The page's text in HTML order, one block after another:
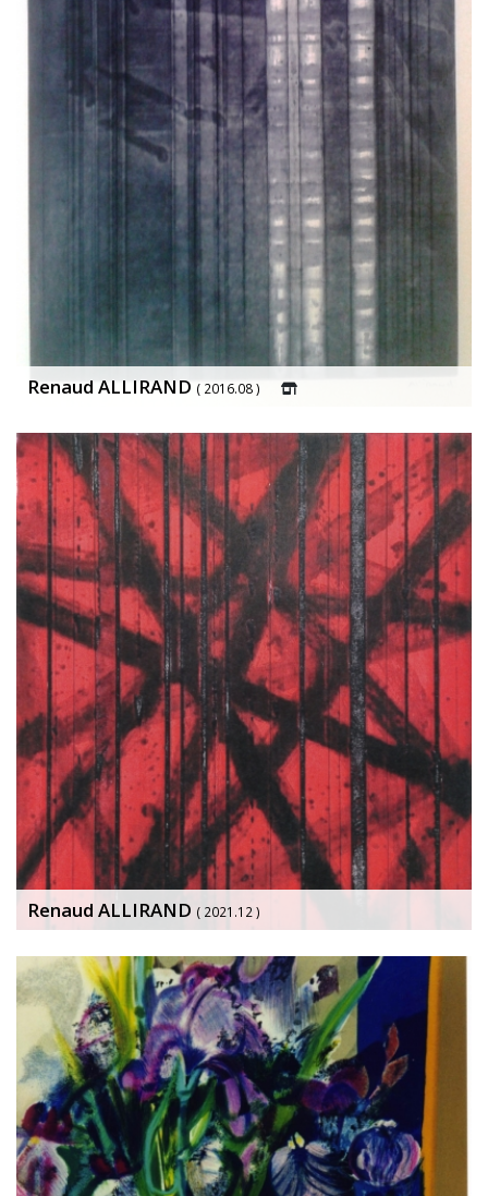
Renaud ALLIRAND ( 2016.08 )
Renaud ALLIRAND ( 2021.12 )